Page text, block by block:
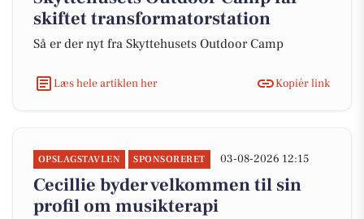
skiftet transformatorstation
Så er der nyt fra Skyttehusets Outdoor Camp
Læs hele artiklen her Kopiér link
OPSLAGSTAVLEN SPONSORERET 03-08-2026 12:15
Cecillie byder velkommen til sin
profil om musikterapi